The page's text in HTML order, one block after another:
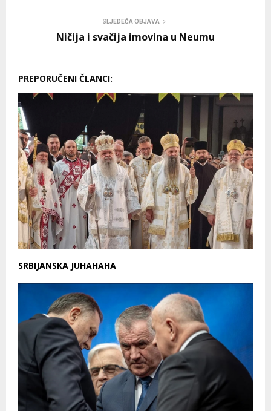
SLJEDEĆA OBJAVA
Ničija i svačija imovina u Neumu
PREPORUČENI ČLANCI:
SRBIJANSKA JUHAHAHA